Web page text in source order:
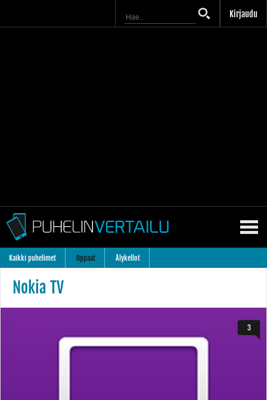
Kirjaudu
Kaikki puhelimet Oppaat Älykellot
Nokia TV
3